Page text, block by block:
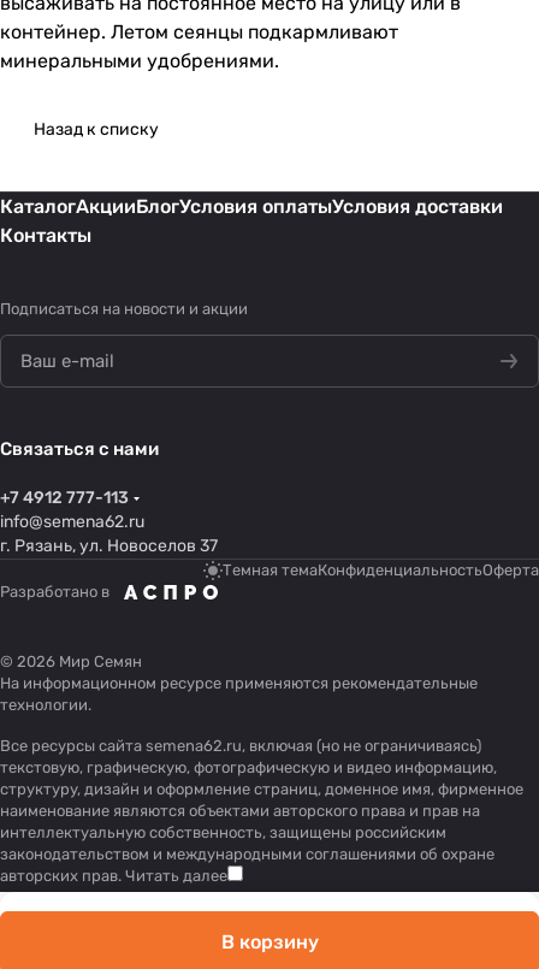
контейнер. Летом сеянцы подкармливают
минеральными удобрениями.
Назад к списку
КаталогАкцииБлогУсловия оплатыУсловия доставки
Контакты
Подписаться на новости и акции
Связаться с нами
+7 4912 777-113
info@semena62.ru
г. Рязань, ул. Новоселов 37
Темная темаКонфиденциальностьОферта
Разработано в
© 2026 Мир Семян
На информационном ресурсе применяются рекомендательные
технологии.
Все ресурсы сайта semena62.ru, включая (но не ограничиваясь)
текстовую, графическую, фотографическую и видео информацию,
структуру, дизайн и оформление страниц, доменное имя, фирменное
наименование являются объектами авторского права и прав на
интеллектуальную собственность, защищены российским
законодательством и международными соглашениями об охране
авторских прав. Читать далее
В корзину